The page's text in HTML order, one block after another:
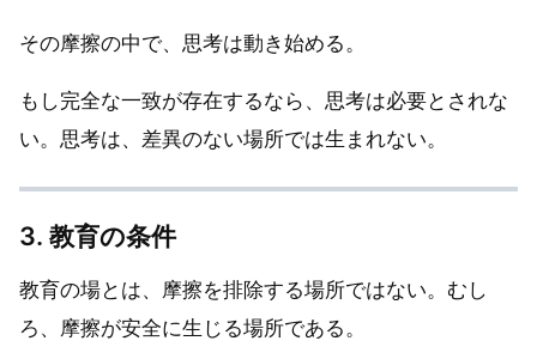
その摩擦の中で、思考は動き始める。
もし完全な一致が存在するなら、思考は必要とされな
い。思考は、差異のない場所では生まれない。
3. 教育の条件
教育の場とは、摩擦を排除する場所ではない。むし
ろ、摩擦が安全に生じる場所である。